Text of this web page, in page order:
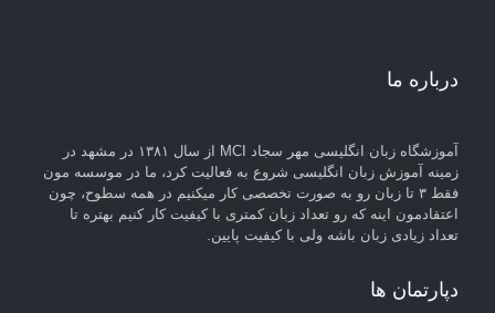
درباره ما
آموزشگاه زبان انگلیسی مهر سجاد MCI از سال ۱۳۸۱ در مشهد در
زمینه آموزش زبان انگلیسی شروع به فعالیت کرد، ما در موسسه مون
فقط ۳ تا زبان رو به صورت تخصصی کار میکنیم در همه سطوح، چون
اعتقادمون اینه که رو تعداد زبان کمتری با کیفیت کار کنیم بهتره تا
تعداد زیادی زبان باشه ولی با کیفیت پایین.
دپارتمان ها